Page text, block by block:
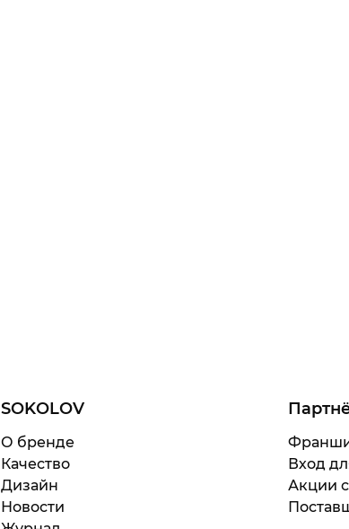
SOKOLOV
О бренде
Качество
Дизайн
Новости
Вход
Акции